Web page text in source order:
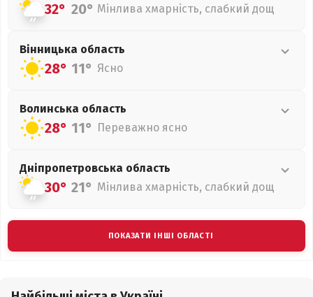
32° 20° Мінлива хмарність, слабкий дощ
Вінницька область
28° 11° Ясно
Волинська область
28° 11° Переважно ясно
Дніпропетровська область
30° 21° Мінлива хмарність, слабкий дощ
ПОКАЗАТИ ІНШІ ОБЛАСТІ